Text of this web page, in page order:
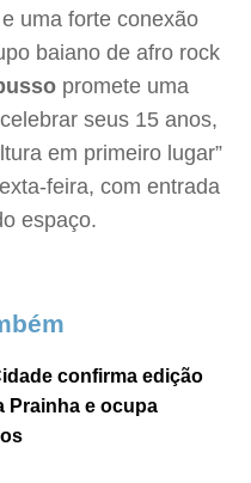
uma forte conexão
baiano de afro rock
promete uma
seus 15 anos,
em primeiro lugar”
feira, com entrada
espaço.
confirma edição
Prainha e ocupa